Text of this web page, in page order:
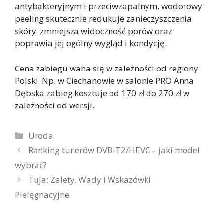
antybakteryjnym i przeciwzapalnym, wodorowy
peeling skutecznie redukuje zanieczyszczenia
skóry, zmniejsza widoczność porów oraz
poprawia jej ogólny wygląd i kondycję.
Cena zabiegu waha się w zależności od regiony
Polski. Np. w Ciechanowie w salonie PRO Anna
Dębska zabieg kosztuje od 170 zł do 270 zł w
zależności od wersji.
Kategorie
Uroda
Ranking tunerów DVB-T2/HEVC – jaki model
wybrać?
Tuja: Zalety, Wady i Wskazówki
Pielęgnacyjne